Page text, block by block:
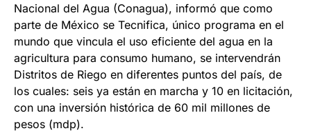
Nacional del Agua (Conagua), informó que como
parte de México se Tecnifica, único programa en el
mundo que vincula el uso eficiente del agua en la
agricultura para consumo humano, se intervendrán
Distritos de Riego en diferentes puntos del país, de
los cuales: seis ya están en marcha y 10 en licitación,
con una inversión histórica de 60 mil millones de
pesos (mdp).